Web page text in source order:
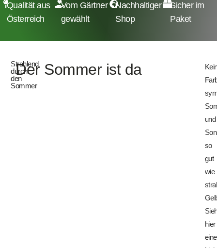
Qualität aus
Österreich
Vom Gärtner
gewählt
Nachhaltiger
Shop
Sicher im
Paket
Strahlend
durch
den
Sommer
Der Sommer ist da
und
so
gut
wie
hier
eine